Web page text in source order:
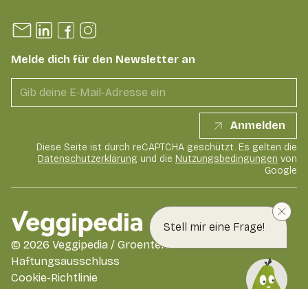
Stell mir eine Frage!
Melde dich für den Newsletter an
Anmelden
Diese Seite ist durch reCAPTCHA geschützt. Es gelten die
Datenschutzerklärung und die Nutzungsbedingungen von
Google
Haftungsausschluss
Cookie-Richtlinie
© 2026 Veggipedia / GroentenFruit Huis